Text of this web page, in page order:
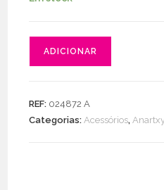
ADICIONAR
REF: 024872 A
Categorias:Acessórios,